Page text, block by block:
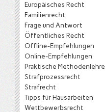
Europäisches Recht
Familienrecht
Frage und Antwort
Öffentliches Recht
Offline-Empfehlungen
Online-Empfehlungen
Praktische Methodenlehre
Strafprozessrecht
Strafrecht
Tipps für Hausarbeiten
Wettbewerbsrecht